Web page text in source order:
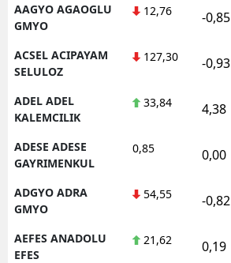
AAGYO AGAOGLU
GMYO
12,76 -0,85
ACSEL ACIPAYAM
SELULOZ
127,30 -0,93
ADEL ADEL
KALEMCILIK
33,84 4,38
ADESE ADESE
GAYRIMENKUL
0,85 0,00
ADGYO ADRA
GMYO
54,55 -0,82
AEFES ANADOLU
EFES
21,62 0,19